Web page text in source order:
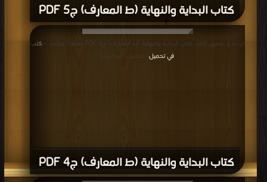
كتاب البداية والنهاية (ط المعارف) ج5 PDF
كتاب البداية والنهاية (ط المعارف) ج4 PDF
قراءة و تحميل كتاب كتاب البداية والنهاية (ط المعارف) ج4 PDF مجانا | مكتبة >
كتب
في تحميل
| التحميل : مرة/مرات